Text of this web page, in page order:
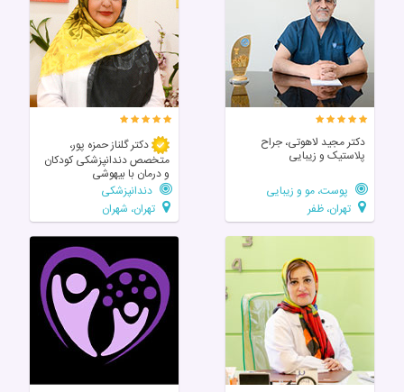
دکتر مجید لاهوتی، جراح
پلاستیک و زیبایی
پوست، مو و زیبایی
تهران، ظفر
دکتر گلناز حمزه پور،
متخصص دندانپزشکی کودکان
و درمان با بیهوشی
دندانپزشکی
تهران، شهران